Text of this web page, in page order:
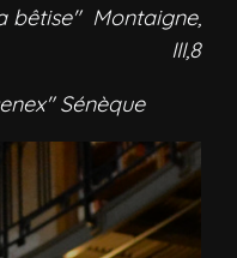
bêtise" Montaigne,
III,8
Sénèque